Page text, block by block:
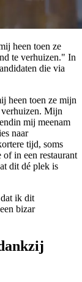
heen toen ze
te verhuizen." In
die via
heen toen ze mijn
verhuizen. Mijn
mij meenam
naar
tijd, soms
in een restaurant
dit dé plek is
ik dit
bizar